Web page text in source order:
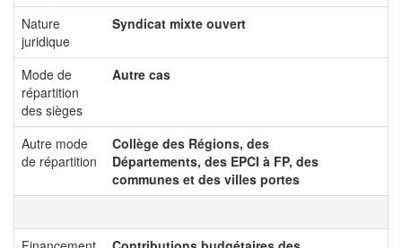
Nature
juridique
Syndicat mixte ouvert
Mode de
répartition
des sièges
Autre cas
Autre mode
de répartition
Collège des Régions, des
Départements, des EPCI à FP, des
communes et des villes portes